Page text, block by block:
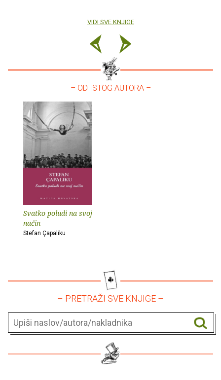
VIDI SVE KNJIGE
– OD ISTOG AUTORA –
Svatko poludi na svoj
način
Stefan Çapaliku
– PRETRAŽI SVE KNJIGE –